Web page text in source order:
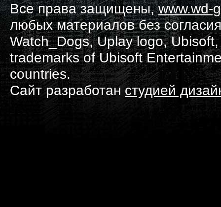
Все права защищены,www.wd-
любых материалов без
Watch_Dogs, Uplay logo,
trademarks of Ubisoft
countries.
Сайт разработанстудией